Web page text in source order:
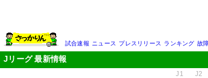
試合速報 ニュース プレスリリース ランキング 故
Jリーグ 最新情報
J1 J2